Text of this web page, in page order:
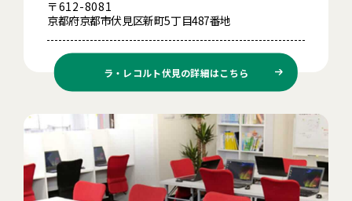
〒612-8081
京都府京都市伏見区新町5丁目487番地
ラ・レコルト伏見の詳細はこちら